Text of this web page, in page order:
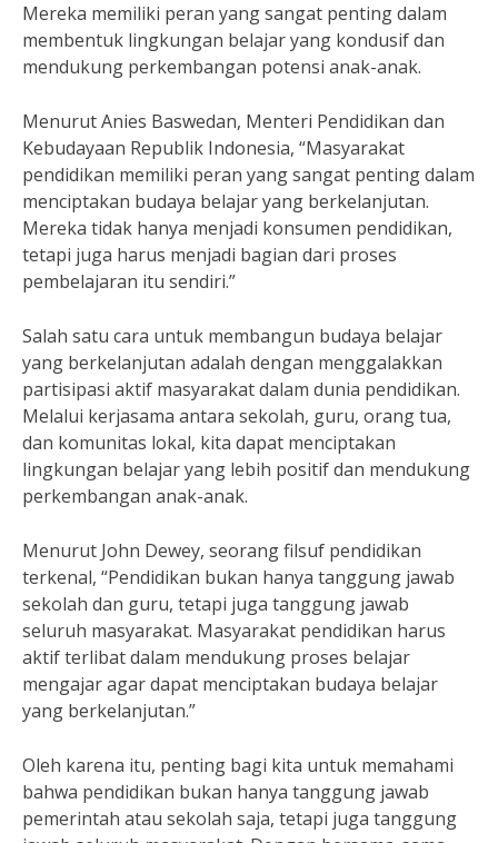
Mereka memiliki peran yang sangat penting dalam
membentuk lingkungan belajar yang kondusif dan
mendukung perkembangan potensi anak-anak.
Menurut Anies Baswedan, Menteri Pendidikan dan
Kebudayaan Republik Indonesia, “Masyarakat
pendidikan memiliki peran yang sangat penting dalam
menciptakan budaya belajar yang berkelanjutan.
Mereka tidak hanya menjadi konsumen pendidikan,
tetapi juga harus menjadi bagian dari proses
pembelajaran itu sendiri.”
Salah satu cara untuk membangun budaya belajar
yang berkelanjutan adalah dengan menggalakkan
partisipasi aktif masyarakat dalam dunia pendidikan.
Melalui kerjasama antara sekolah, guru, orang tua,
dan komunitas lokal, kita dapat menciptakan
lingkungan belajar yang lebih positif dan mendukung
perkembangan anak-anak.
Menurut John Dewey, seorang filsuf pendidikan
terkenal, “Pendidikan bukan hanya tanggung jawab
sekolah dan guru, tetapi juga tanggung jawab
seluruh masyarakat. Masyarakat pendidikan harus
aktif terlibat dalam mendukung proses belajar
mengajar agar dapat menciptakan budaya belajar
yang berkelanjutan.”
Oleh karena itu, penting bagi kita untuk memahami
bahwa pendidikan bukan hanya tanggung jawab
pemerintah atau sekolah saja, tetapi juga tanggung